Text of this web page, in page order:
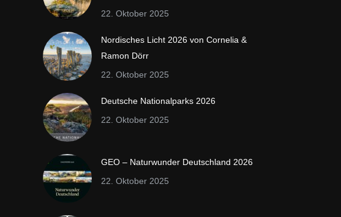
22. Oktober 2025
Nordisches Licht 2026 von Cornelia &
Ramon Dörr
22. Oktober 2025
Deutsche Nationalparks 2026
22. Oktober 2025
GEO – Naturwunder Deutschland 2026
22. Oktober 2025